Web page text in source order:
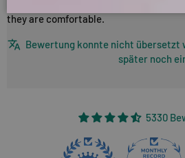
they are comfortable.
Bewertung konnte nicht übersetzt
später noch
5330